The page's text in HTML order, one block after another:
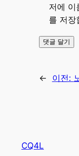
저에 이
를 저장
← 이전:
CQ4L